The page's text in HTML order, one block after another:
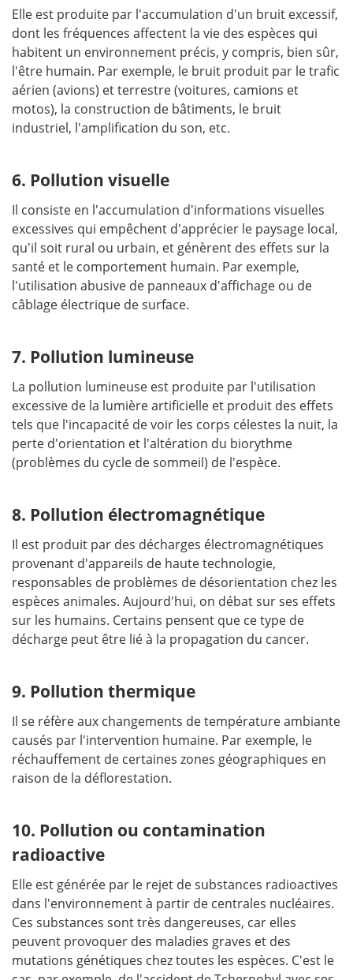
Elle est produite par l'accumulation d'un bruit excessif,
dont les fréquences affectent la vie des espèces qui
habitent un environnement précis, y compris, bien sûr,
l'être humain. Par exemple, le bruit produit par le trafic
aérien (avions) et terrestre (voitures, camions et
motos), la construction de bâtiments, le bruit
industriel, l'amplification du son, etc.
6. Pollution visuelle
Il consiste en l'accumulation d'informations visuelles
excessives qui empêchent d'apprécier le paysage local,
qu'il soit rural ou urbain, et génèrent des effets sur la
santé et le comportement humain. Par exemple,
l'utilisation abusive de panneaux d'affichage ou de
câblage électrique de surface.
7. Pollution lumineuse
La pollution lumineuse est produite par l'utilisation
excessive de la lumière artificielle et produit des effets
tels que l'incapacité de voir les corps célestes la nuit, la
perte d'orientation et l'altération du biorythme
(problèmes du cycle de sommeil) de l'espèce.
8. Pollution électromagnétique
Il est produit par des décharges électromagnétiques
provenant d'appareils de haute technologie,
responsables de problèmes de désorientation chez les
espèces animales. Aujourd'hui, on débat sur ses effets
sur les humains. Certains pensent que ce type de
décharge peut être lié à la propagation du cancer.
9. Pollution thermique
Il se réfère aux changements de température ambiante
causés par l'intervention humaine. Par exemple, le
réchauffement de certaines zones géographiques en
raison de la déflorestation.
10. Pollution ou contamination
radioactive
Elle est générée par le rejet de substances radioactives
dans l'environnement à partir de centrales nucléaires.
Ces substances sont très dangereuses, car elles
peuvent provoquer des maladies graves et des
mutations génétiques chez toutes les espèces. C'est le